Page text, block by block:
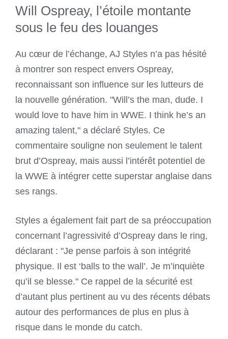
Will Ospreay, l’étoile montante
sous le feu des louanges
Au cœur de l’échange, AJ Styles n’a pas hésité
à montrer son respect envers Ospreay,
reconnaissant son influence sur les lutteurs de
la nouvelle génération. "Will’s the man, dude. I
would love to have him in WWE. I think he’s an
amazing talent," a déclaré Styles. Ce
commentaire souligne non seulement le talent
brut d’Ospreay, mais aussi l’intérêt potentiel de
la WWE à intégrer cette superstar anglaise dans
ses rangs.
Styles a également fait part de sa préoccupation
concernant l’agressivité d’Ospreay dans le ring,
déclarant : "Je pense parfois à son intégrité
physique. Il est ‘balls to the wall’. Je m’inquiète
qu’il se blesse." Ce rappel de la sécurité est
d’autant plus pertinent au vu des récents débats
autour des performances de plus en plus à
risque dans le monde du catch.